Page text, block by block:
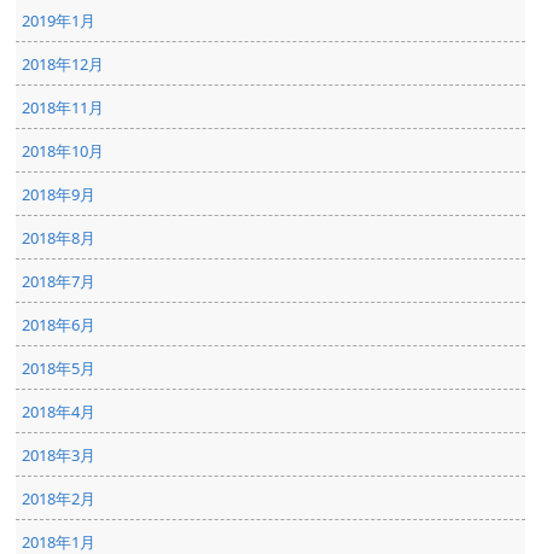
2019年1月
2018年12月
2018年11月
2018年10月
2018年9月
2018年8月
2018年7月
2018年6月
2018年5月
2018年4月
2018年3月
2018年2月
2018年1月